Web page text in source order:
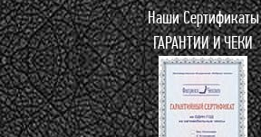
Наши Сертификаты
ГАРАНТИИ И ЧЕКИ